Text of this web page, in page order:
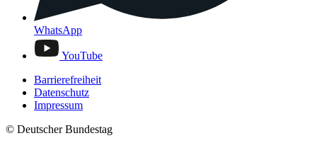
WhatsApp
YouTube
Barrierefreiheit
Datenschutz
Impressum
© Deutscher Bundestag